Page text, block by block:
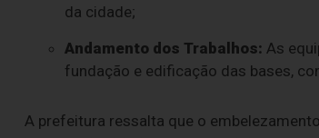
da cidade;
Andamento dos Trabalhos: As
fundação e edificação das bases,
A prefeitura ressalta que o